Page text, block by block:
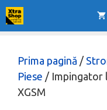
Sari
la
Prima pagină /
Piese / Impingator
XGSM